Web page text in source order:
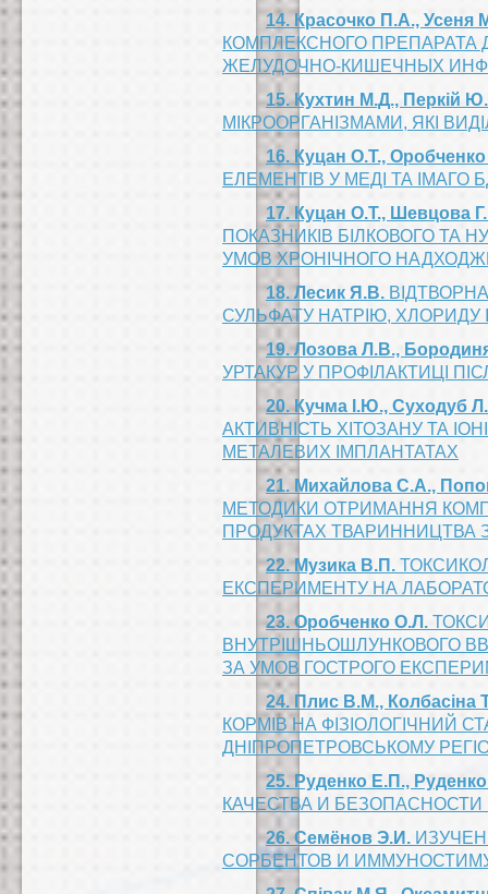
14. Красочко П.А., Усеня
КОМПЛЕКСНОГО
ЖЕЛУДОЧНО-КИШЕЧНЫХ
15. Кухтин М.Д., Перкій
МІКРООРГАНІЗМАМИ, ЯКІ
16. Куцан О.Т.,
ЕЛЕМЕНТІВ У МЕДІ ТА
17. Куцан О.Т., Шевцова
ПОКАЗНИКІВ БІЛКОВОГО ТА
УМОВ ХРОНІЧНОГО
18. Лесик Я.В.
СУЛЬФАТУ НАТРІЮ, ХЛОРИДУ
19. Лозова Л.В.,
УРТАКУР У ПРОФІЛАКТИЦІ
20. Кучма І.Ю., Суходуб
АКТИВНІСТЬ ХІТОЗАНУ ТА
МЕТАЛЕВИХ ІМПЛАНТАТАХ
21. Михайлова С.А.,
МЕТОДИКИ ОТРИМАННЯ
ПРОДУКТАХ ТВАРИННИЦТВА
22. Музика В.П.
ЕКСПЕРИМЕНТУ НА
23. Оробченко О.Л.
ВНУТРІШНЬОШЛУНКОВОГО
ЗА УМОВ ГОСТРОГО
24. Плис В.М., Колбасіна
КОРМІВ НА ФІЗІОЛОГІЧНИЙ
ДНІПРОПЕТРОВСЬКОМУ
25. Руденко Е.П.,
КАЧЕСТВА И
26. Семёнов Э.И.
СОРБЕНТОВ И